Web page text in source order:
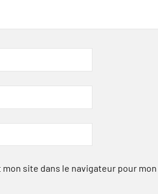
site dans le navigateur pour